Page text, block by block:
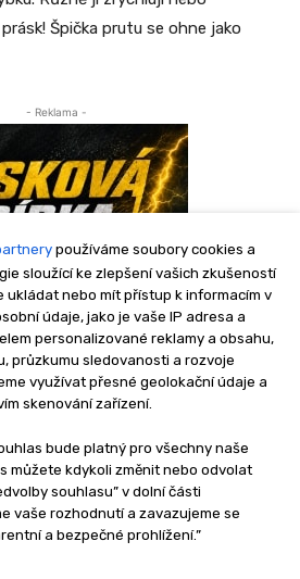
používáme soubory cookies a
sloužící ke zlepšení vašich zkušeností
ukládat nebo mít přístup k informacím v
údaje, jako je vaše IP adresa a
personalizované reklamy a obsahu,
průzkumu sledovanosti a rozvoje
využívat přesné geolokační údaje a
skenování zařízení.
bude platný pro všechny naše
můžete kdykoli změnit nebo odvolat
souhlasu” v dolní části
vaše rozhodnutí a zavazujeme se
a bezpečné prohlížení.”